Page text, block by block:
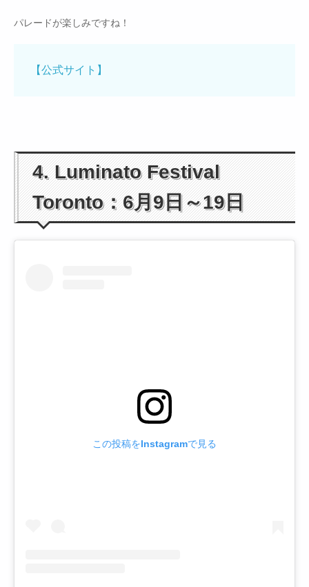
パレードが楽しみですね！
【公式サイト】
4. Luminato Festival
Toronto：6月9日～19日
この投稿をInstagramで見る